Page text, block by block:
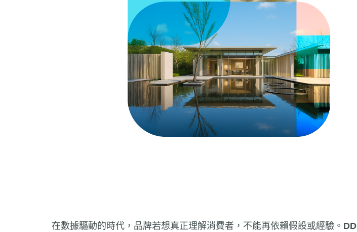
在數據驅動的時代，品牌若想真正理解消費者，不能再依賴假設或經驗。